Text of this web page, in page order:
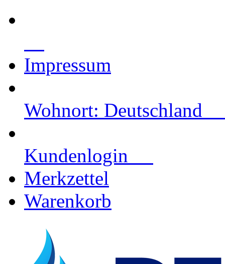
Impressum
Wohnort:
Kundenlogin
Merkzettel
Warenkorb